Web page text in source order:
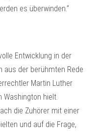
es überwinden.“
Entwicklung in der
aus der berühmten Rede
Martin Luther
Washington hielt.
die Zuhörer mit einer
und auf die Frage,